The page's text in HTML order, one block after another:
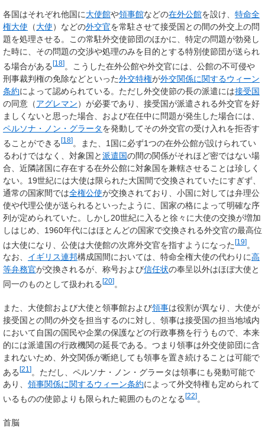
各国はそれぞれ他国に大使館や領事館などの在外公館を設け、 特命全
権大使 （大使）などの外交官を常駐させて接受国との間の外交上の問
題を処理させる。この常駐外交使節団のほかに、特定の問題が勃発し
た時に、その問題の交渉や処理のみを目的とする特別使節団が送られ
る場合がある [18] 。こうした在外公館や外交官には、公館の不可侵や
刑事裁判権の免除などといった外交特権が外交関係に関するウィーン
条約によって認められている。ただし外交使節の長の派遣には接受国
の同意（アグレマン）が必要であり、接受国が派遣される外交官を好
ましくないと思った場合、および在任中に問題が発生した場合には、
ペルソナ・ノン・グラータを発動してその外交官の受け入れを拒否す
ることができる [18] 。また、1国に必ず1つの在外公館が設けられてい
るわけではなく、対象国と派遣国の間の関係がそれほど密ではない場
合、近隣諸国に存在する在外公館に対象国を兼轄させることは珍しく
ない。19世紀には大使は限られた大国間で交換されていたにすぎず、
通常の国家間では全権公使が交換されており、小国に対しては弁理公
使や代理公使が送られるといったように、国家の格によって明確な序
列が定められていた。しかし20世紀に入ると徐々に大使の交換が増加
しはじめ、1960年代にはほとんどの国家で交換される外交官の最高位
は大使になり、公使は大使館の次席外交官を指すようになった[19]。
なお、 イギリス連邦構成国間においては、特命全権大使の代わりに高
等弁務官が交換されるが、称号および信任状の奉呈以外はほぼ大使と
同一のものとして扱われる [20] 。
また、大使館および大使と領事館および領事は役割が異なり、大使が
接受国との間の外交を担当するのに対し、領事は接受国の担当地域内
において自国の国民や企業の保護などの行政事務を行うもので、本来
的には派遣国の行政機関の延長である。つまり領事は外交使節団に含
まれないため、外交関係が断絶しても領事を置き続けることは可能で
ある[21 ]。ただし、ペルソナ・ノン・グラータは領事にも発動可能で
あり、 領事関係に関するウィーン条約によって外交特権も定められて
いるものの使節よりも限られた範囲のものとなる [22] 。
首脳